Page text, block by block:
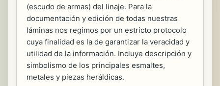
(escudo de armas) del linaje. Para la
documentación y edición de todas nuestras
láminas nos regimos por un estricto protocolo
cuya finalidad es la de garantizar la veracidad y
utilidad de la información. Incluye descripción y
simbolismo de los principales esmaltes,
metales y piezas heráldicas.